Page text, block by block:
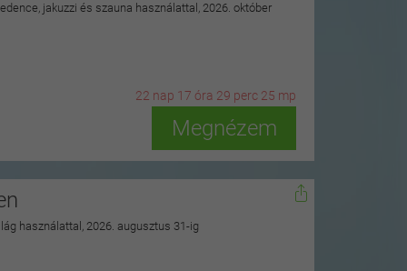
jakuzzi és szauna használattal, 2026. október
22 nap 17 óra 29 perc 23 mp
Megnézem
használattal, 2026. augusztus 31-ig